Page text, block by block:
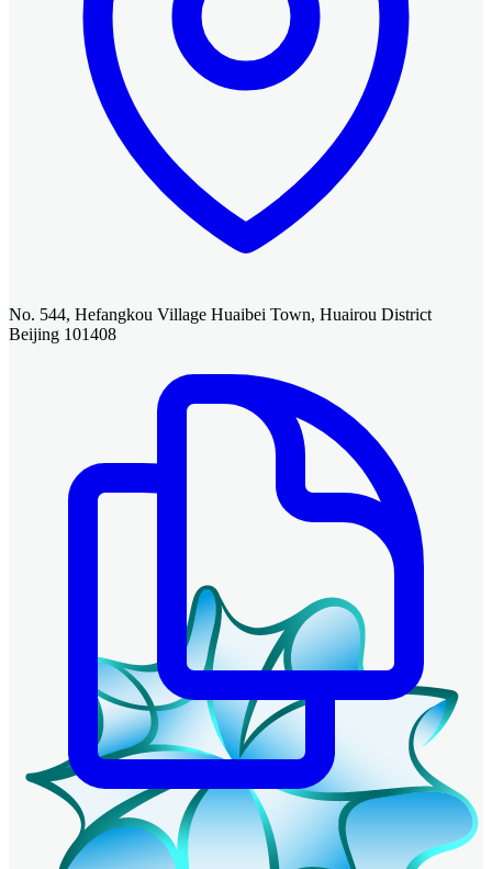
No. 544, Hefangkou Village Huaibei Town, Huairou District
Beijing 101408